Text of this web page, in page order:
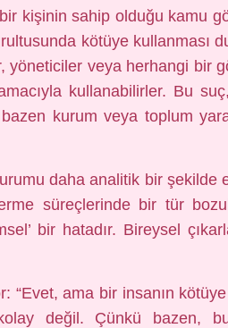
kişinin sahip olduğu kamu
kötüye kullanması
yöneticiler veya herhangi bir
kullanabilirler. Bu
kurum veya toplum
daha analitik bir şekilde
süreçlerinde bir tür
bir hatadır. Bireysel
“Evet, ama bir insanın
değil. Çünkü bazen,